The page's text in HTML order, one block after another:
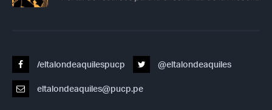
/eltalondeaquilespucp @eltalondeaquiles
eltalondeaquiles@pucp.pe